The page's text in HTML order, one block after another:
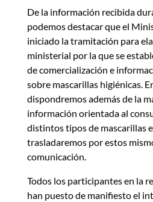
De la información recibida
podemos destacar que el
iniciado la tramitación para
ministerial por la que se
de comercialización e
sobre mascarillas higiénicas.
dispondremos además de la
información orientada al
distintos tipos de mascarillas
trasladaremos por estos
comunicación.
Todos los participantes en la
han puesto de manifiesto el